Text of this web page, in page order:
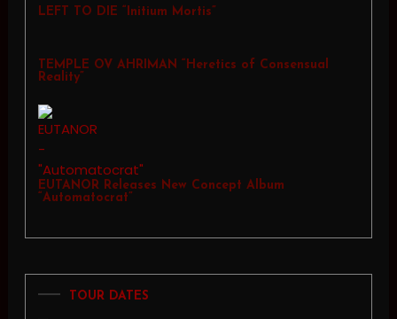
LEFT TO DIE “Initium Mortis”
TEMPLE OV AHRIMAN “Heretics of Consensual
Reality”
EUTANOR Releases New Concept Album
“Automatocrat”
TOUR DATES